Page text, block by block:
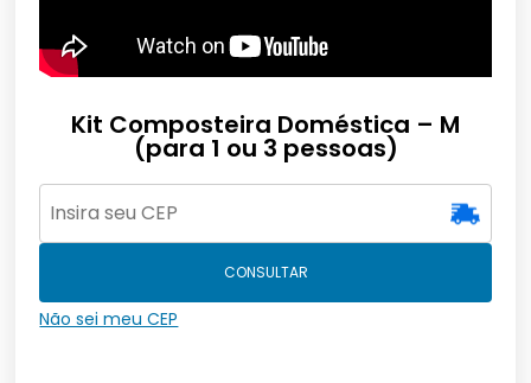
Kit Composteira Doméstica – M
(para 1 ou 3 pessoas)
CONSULTAR
Não sei meu CEP